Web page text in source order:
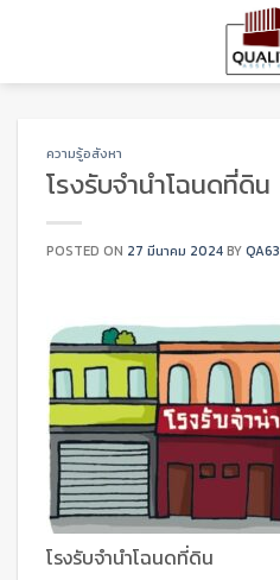
ความรู้อสังหา
โรงรับจำนำโฉนดที่ดิน
POSTED ON 27 มีนาคม 2024BYQA63
โรงรับจำนำโฉนดที่ดิน